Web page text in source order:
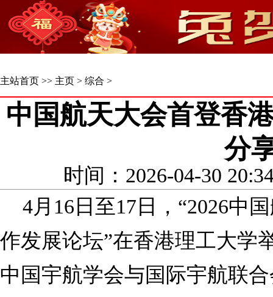
主站首页 >> 主页 > 综合 >
中国航天大会首登香
分
时间：2026-04-30
4月16日至17日，“2026中
作发展论坛”在香港理工大学
中国宇航学会与国际宇航联